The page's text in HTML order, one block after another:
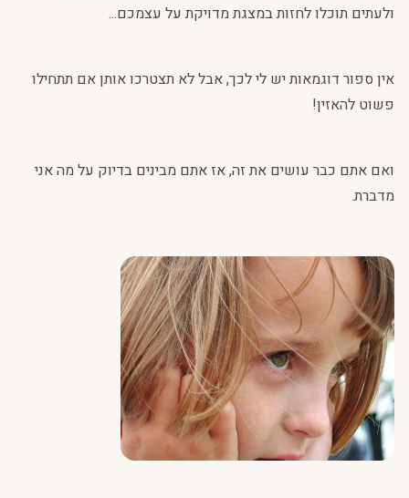
ולעתים תוכלו לחזות במצגת מדויקת על עצמכם...
אין ספור דוגמאות יש לי לכך, אבל לא תצטרכו אותן אם תתחילו
פשוט להאזין!
ואם אתם כבר עושים את זה, אז אתם מבינים בדיוק על מה אני
מדברת.